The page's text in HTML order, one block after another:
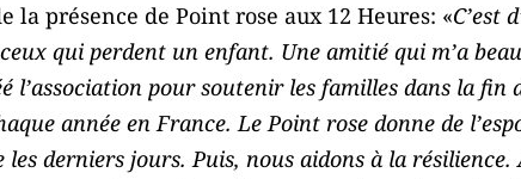
présence de Point rose aux 12 Heures: «C’est
qui perdent un enfant. Une amitié qui m’a
l’association pour soutenir les familles dans la fin
année en France. Le Point rose donne de
derniers jours. Puis, nous aidons à la